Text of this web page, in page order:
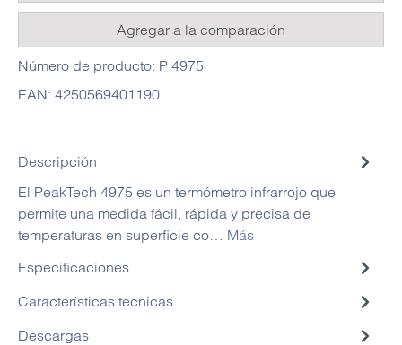
Agregar a la comparación
Número de producto: P 4975
EAN: 4250569401190
Descripción
El PeakTech 4975 es un termómetro infrarrojo que
permite una medida fácil, rápida y precisa de
temperaturas en superficie co… Más
Especificaciones
Características técnicas
Descargas